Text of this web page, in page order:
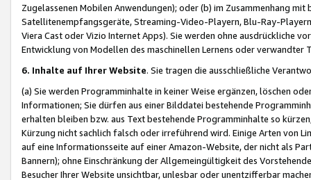
Zugelassenen Mobilen Anwendungen); oder (b) im Zusammenhang
Satellitenempfangsgeräte, Streaming-Video-Playern, Blu-Ray-
Viera Cast oder Vizio Internet Apps). Sie werden ohne ausdrückliche
Entwicklung von Modellen des maschinellen Lernens oder
6. Inhalte auf Ihrer Website. Sie tragen die ausschließliche
(a) Sie werden Programminhalte in keiner Weise ergänzen, löschen
Informationen; Sie dürfen aus einer Bilddatei bestehende
erhalten bleiben bzw. aus Text bestehende Programminhalte so
Kürzung nicht sachlich falsch oder irreführend wird. Einige Arten von
auf eine Informationsseite auf einer Amazon-Website, der nicht als
Bannern); ohne Einschränkung der Allgemeingültigkeit des
Besucher Ihrer Website unsichtbar, unlesbar oder unentzifferbar